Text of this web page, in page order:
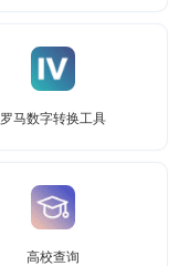
罗马数字转换工具
高校查询